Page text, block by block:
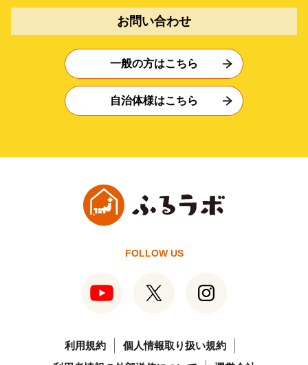
お問い合わせ
一般の方はこちら
自治体様はこちら
FOLLOW US
利用規約
個人情報取り扱い規約